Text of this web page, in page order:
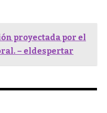
proyectada por el
– eldespertar